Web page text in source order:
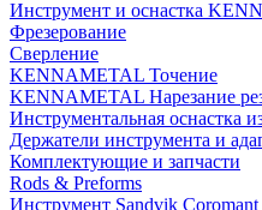
Инструмент и оснастка
Фрезерование
Сверление
KENNAMETAL Точение
KENNAMETAL Нарезание
Инструментальная оснастка
Держатели инструмента и
Комплектующие и запчасти
Rods & Preforms
Инструмент Sandvik Coromant